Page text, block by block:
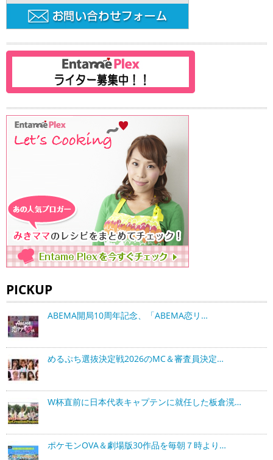
PICKUP
ABEMA開局10周年記念、「ABEMA恋リ…
めるぷち選抜決定戦2026のMC＆審査員決定…
W杯直前に日本代表キャプテンに就任した板倉滉…
ポケモンOVA＆劇場版30作品を毎朝７時より…